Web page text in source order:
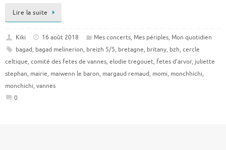
Lire la suite
Kiki 16 août 2018 Mes concerts, Mes périples, Mon quotidien
bagad, bagad melinerion, breizh 5/5, bretagne, britany, bzh, cercle
celtique, comité des fetes de vannes, elodie tregouet, fetes d'arvor, juliette
stephan, mairie, maiwenn le baron, margaud remaud, momi, monchhichi,
monchichi, vannes
0